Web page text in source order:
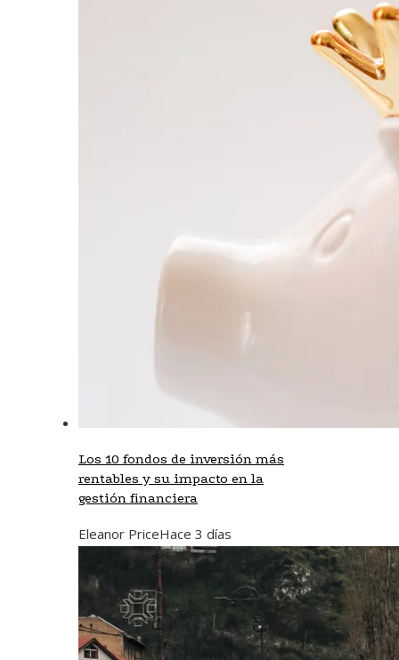
Los 10 fondos de inversión más
rentables y su impacto en la
gestión financiera
Eleanor PriceHace 3 días